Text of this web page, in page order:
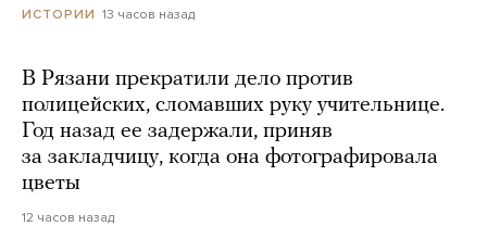
ИСТОРИИ 13 часов назад
В Рязани прекратили дело против
полицейских, сломавших руку учительнице.
Год назад ее задержали, приняв
за закладчицу, когда она фотографировала
цветы
12 часов назад